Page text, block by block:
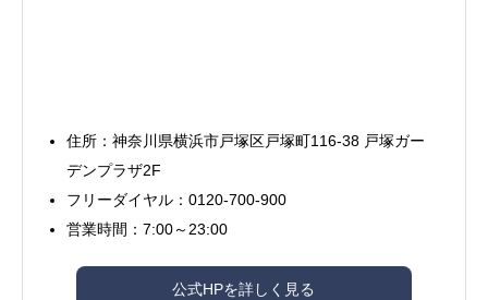
住所：神奈川県横浜市戸塚区戸塚町116-38 戸塚ガー
デンプラザ2F
フリーダイヤル：0120-700-900
営業時間：7:00～23:00
公式HPを詳しく見る